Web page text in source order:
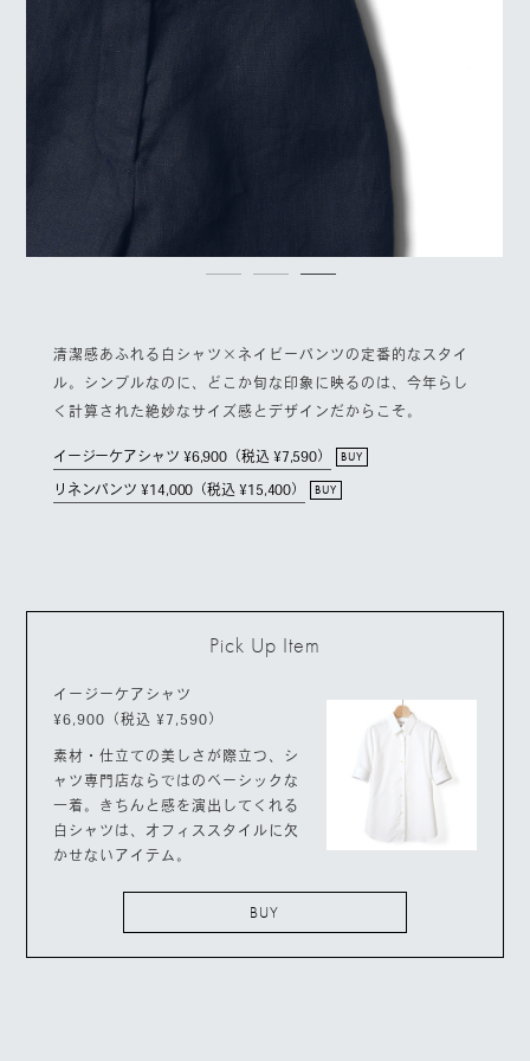
清潔感あふれる白シャツ×ネイビーパンツの定番的なスタイ
ル。シンプルなのに、どこか旬な印象に映るのは、今年らし
く計算された絶妙なサイズ感とデザインだからこそ。
イージーケアシャツ ¥6,900（税込 ¥7,590） BUY
リネンパンツ ¥14,000（税込 ¥15,400） BUY
Pick Up Item
イージーケアシャツ
¥6,900（税込 ¥7,590）
素材・仕立ての美しさが際立つ、シ
ャツ専門店ならではのベーシックな
一着。きちんと感を演出してくれる
白シャツは、オフィススタイルに欠
かせないアイテム。
BUY